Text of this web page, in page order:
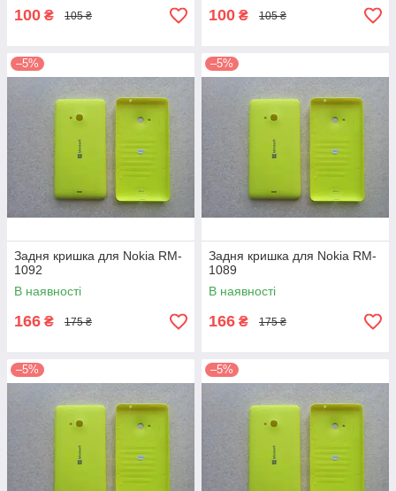
100 ₴ 105 ₴ 100 ₴ 105 ₴
–5%
Задня кришка для Nokia RM-
1092
В наявності
166 ₴ 175 ₴
–5%
Задня кришка для Nokia RM-
1089
В наявності
166 ₴ 175 ₴
–5% –5%